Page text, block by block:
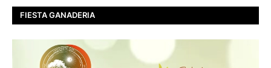
FIESTA GANADERIA